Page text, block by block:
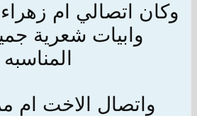
وكان اتصالي ام
وابيات شعرية
المناسبه
واتصال الاخت ام